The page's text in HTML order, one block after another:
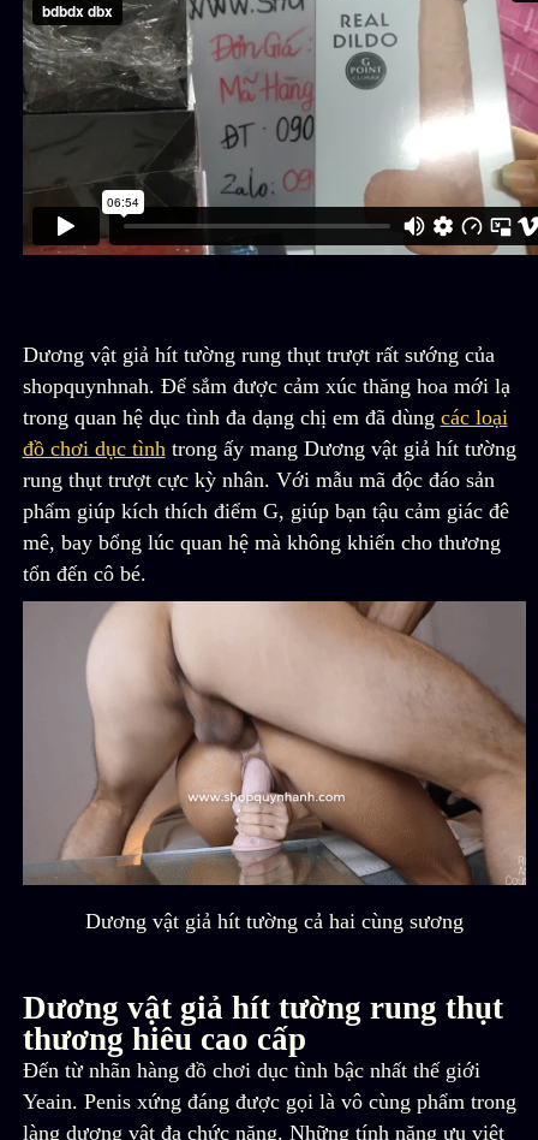
Dương vật giả hít tường rung thụt trượt rất sướng của
shopquynhnah. Để sắm được cảm xúc thăng hoa mới lạ
trong quan hệ dục tình đa dạng chị em đã dùng các loại
đồ chơi dục tìnhtrong ấy mang Dương vật giả hít tường
rung thụt trượt cực kỳ nhân. Với mẫu mã độc đáo sản
phẩm giúp kích thích điểm G, giúp bạn tậu cảm giác đê
mê, bay bổng lúc quan hệ mà không khiến cho thương
tổn đến cô bé.
Dương vật giả hít tường cả hai cùng sương
Dương vật giả hít tường rung thụt
thương hiêu cao cấp
Đến từ nhãn hàng đồ chơi dục tình bậc nhất thế giới
Yeain. Penis xứng đáng được gọi là vô cùng phẩm trong
làng dương vật đa chức năng. Những tính năng ưu việt